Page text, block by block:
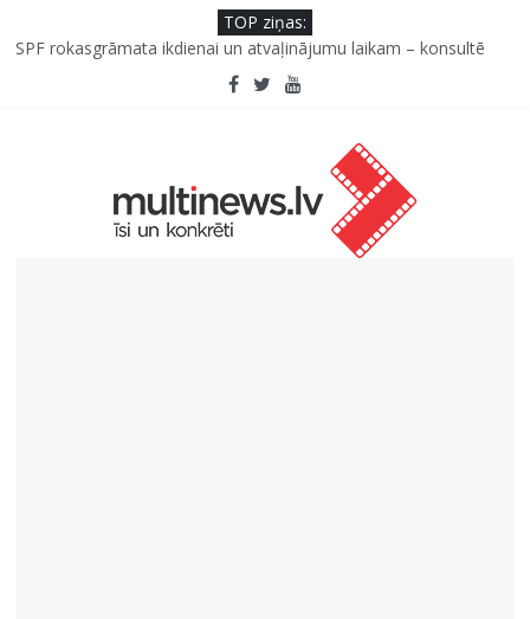
TOP ziņas:
Kad bērns atsakās no dārzeņiem: padomi un receptes, kas var
SPF rokasgrāmata ikdienai un atvaļinājumu laikam – konsultē
Iniciatīvā “Daru labu dabai” aicina palīdzēt atjaunot Jašas upes
Septiņas profesijas, kas izturēs mākslīgā intelekta laikmetu
Kāpēc padomju militāro mantojumu ir svarīgi izprast arī šodien